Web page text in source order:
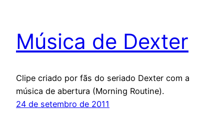
Música de Dexter
Clipe criado por fãs do seriado Dexter com a
música de abertura (Morning Routine).
24 de setembro de 2011